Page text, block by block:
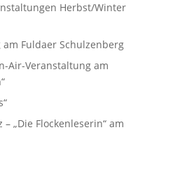
Herbst/Winter
Fuldaer Schulzenberg
Air-Veranstaltung am
„Die Flockenleserin“ am